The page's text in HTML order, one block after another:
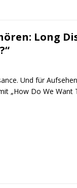
Long
Und für
„How Do We Want